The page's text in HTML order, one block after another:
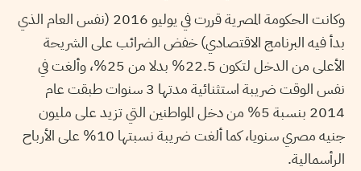
وكانت الحكومة المصرية قررت في يوليو 2016 (نفس العام الذي
بدأ فيه البرنامج الاقتصادي) خفض الضرائب على الشريحة
الأعلى من الدخل لتكون 22.5% بدلا من 25%، وألغت في
نفس الوقت ضريبة استثنائية مدتها 3 سنوات طبقت عام
2014 بنسبة 5% من دخل المواطنين التي تزيد على مليون
جنيه مصري سنويا، كما ألغت ضريبة نسبتها 10% على الأرباح
الرأسمالية.